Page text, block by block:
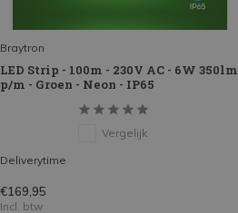
Braytron
LED Strip - 100m - 230V AC - 6W 350lm
p/m - Groen - Neon - IP65
Vergelijk
Deliverytime
€169,95
Incl. btw